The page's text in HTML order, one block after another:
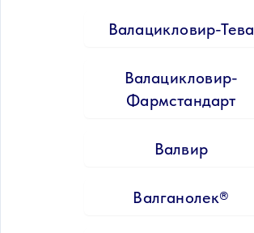
Валацикловир-Тева
Валацикловир-
Фармстандарт
Валвир
Валганолек®